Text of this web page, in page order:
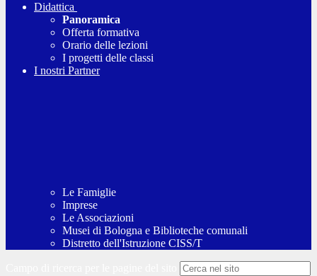
Didattica
Panoramica
Offerta formativa
Orario delle lezioni
I progetti delle classi
I nostri Partner
Le Famiglie
Imprese
Le Associazioni
Musei di Bologna e Biblioteche comunali
Distretto dell'Istruzione CISS/T